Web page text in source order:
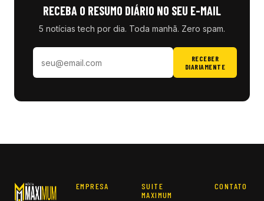
RECEBA O RESUMO DIÁRIO NO SEU E-MAIL
5 notícias tech por dia. Toda manhã. Zero spam.
RECEBER
DIARIAMENTE
EMPRESA
SUITE
MAXIMUM
CONTATO